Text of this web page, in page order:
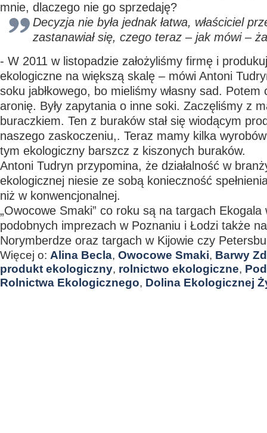
mnie, dlaczego nie go sprzedaję?
Decyzja nie była jednak łatwa, właściciel
zastanawiał się, czego teraz – jak mówi –
- W 2011 w listopadzie założyliśmy firmę i
ekologiczne na większą skalę – mówi Antoni
soku jabłkowego, bo mieliśmy własny sad.
aronię. Były zapytania o inne soki. Zaczęliśmy z
buraczkiem. Ten z buraków stał się wiodącym
naszego zaskoczeniu,. Teraz mamy kilka
tym ekologiczny barszcz z kiszonych buraków.
Antoni Tudryn przypomina, że działalność w
ekologicznej niesie ze sobą konieczność
niż w konwencjonalnej.
„Owocowe Smaki” co roku są na targach Ekogala
podobnych imprezach w Poznaniu i Łodzi także
Norymberdze oraz targach w Kijowie czy
Więcej o: Alina Becla, Owocowe Smaki, Barwy
produkt ekologiczny, rolnictwo ekologiczne,
Rolnictwa Ekologicznego, Dolina Ekologicznej